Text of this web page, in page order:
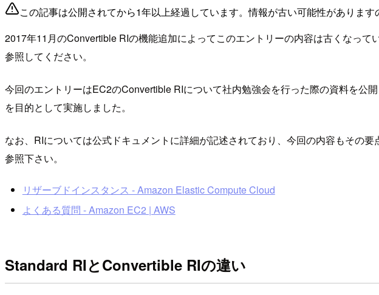
この記事は公開されてから1年以上経過しています。情報が古い可能性があります
2017年11月のConvertible RIの機能追加によってこのエントリーの内容は古くなって
参照してください。
今回のエントリーはEC2のConvertible RIについて社内勉強会を行った際の資料を公
を目的として実施しました。
なお、RIについては公式ドキュメントに詳細が記述されており、今回の内容もその
参照下さい。
リザーブドインスタンス - Amazon Elastic Compute Cloud
よくある質問 - Amazon EC2 | AWS
Standard RIとConvertible RIの違い